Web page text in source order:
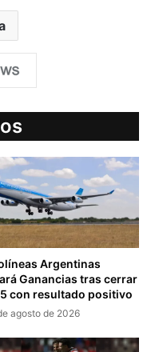
Argentinas
Ganancias tras cerrar
con resultado positivo
agosto de 2026